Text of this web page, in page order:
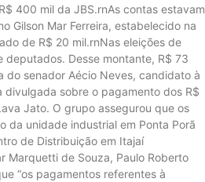
400 mil da JBS.rnAs contas estavam
Gilson Mar Ferreira, estabelecido na
de R$ 20 mil.rnNas eleições de
deputados. Desse montante, R$ 73
do senador Aécio Neves, candidato à
divulgada sobre o pagamento dos R$
Jato. O grupo assegurou que os
da unidade industrial em Ponta Porã
de Distribuição em Itajaí
Marquetti de Souza, Paulo Roberto
“os pagamentos referentes à